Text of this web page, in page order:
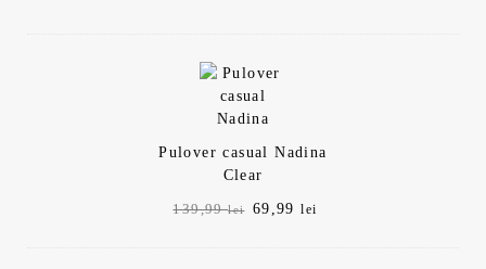
Pulover casual Nadina
Clear
139,99lei
Prețul
69,99lei